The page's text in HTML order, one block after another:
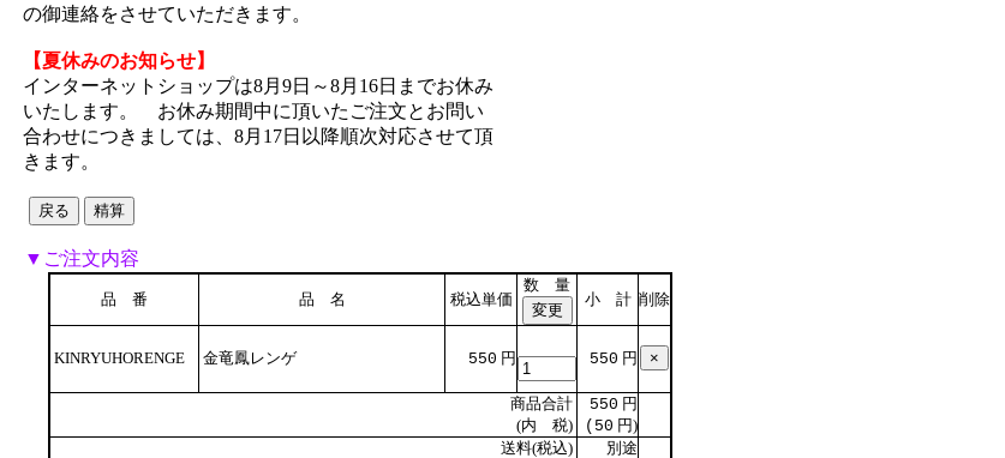
の御連絡をさせていただきます。
【夏休みのお知らせ】
インターネットショップは8月9日～8月16日までお休み
いたします。 お休み期間中に頂いたご注文とお問い
合わせにつきましては、8月17日以降順次対応させて頂
きます。
▼ご注文内容
品 番 品 名 税込単価
数 量
小 計 削除
KINRYUHORENGE 金竜鳳レンゲ 550 円 550 円
商品合計
(内 税)
550 円
(50 円)
送料(税込)
別途